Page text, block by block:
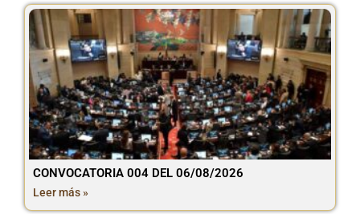
CONVOCATORIA 004 DEL 06/08/2026
Leer más »